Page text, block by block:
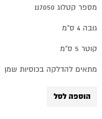
מספר קטלוג 117050
גובה 4 ס"מ
קוטר 5 ס"מ
מתאים להדלקה בכוסיות שמן
הוספה לסל